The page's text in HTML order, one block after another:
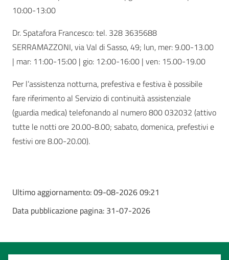
10:00-13:00
Dr. Spatafora Francesco: tel. 328 3635688
SERRAMAZZONI, via Val di Sasso, 49; lun, mer: 9.00-13.00
| mar: 11:00-15:00 | gio: 12:00-16:00 | ven: 15.00-19.00
Per l’assistenza notturna, prefestiva e festiva è possibile
fare riferimento al Servizio di continuità assistenziale
(guardia medica) telefonando al numero 800 032032 (attivo
tutte le notti ore 20.00-8.00; sabato, domenica, prefestivi e
festivi ore 8.00-20.00).
Ultimo aggiornamento:09-08-2026 09:21
Data pubblicazione pagina: 31-07-2026